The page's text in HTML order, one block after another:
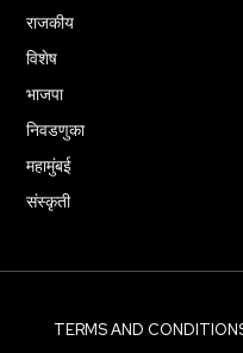
राजकीय
विशेष
भाजपा
निवडणुका
महामुंबई
संस्कृती
TERMS AND